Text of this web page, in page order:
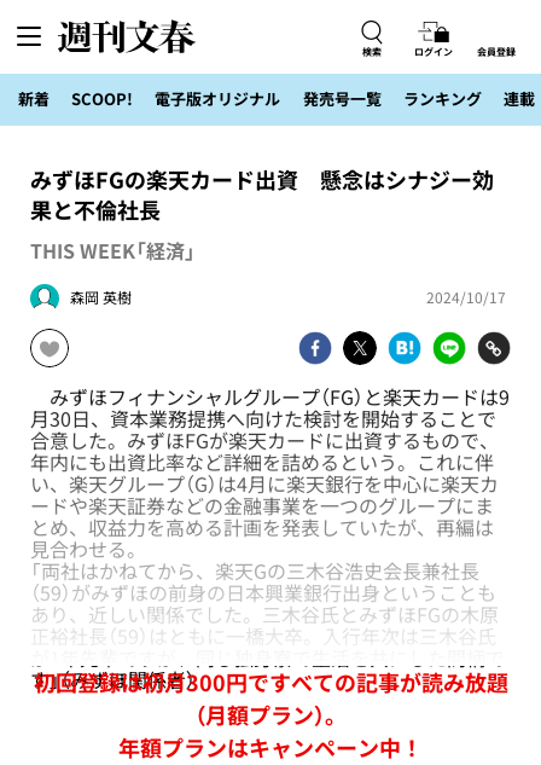
検索 ログイン 会員登録
新着 SCOOP! 電子版オリジナル 発売号一覧 ランキング 連載
みずほFGの楽天カード出資 懸念はシナジー効
果と不倫社長
THIS WEEK「経済」
森岡 英樹 2024/10/17
みずほフィナンシャルグループ（FG）と楽天カードは9
月30日、資本業務提携へ向けた検討を開始することで
合意した。みずほFGが楽天カードに出資するもので、
年内にも出資比率など詳細を詰めるという。これに伴
い、楽天グループ（G）は4月に楽天銀行を中心に楽天カ
ードや楽天証券などの金融事業を一つのグループにま
とめ、収益力を高める計画を発表していたが、再編は
見合わせる。
「両社はかねてから、楽天Gの三木谷浩史会長兼社長
（59）がみずほの前身の日本興業銀行出身ということも
あり、近しい関係でした。三木谷氏とみずほFGの木原
正裕社長（59）はともに一橋大卒。入行年次は三木谷氏
す」（みずほ関係者）
初回登録は初月300円ですべての記事が読み放題
（月額プラン）。
年額プランはキャンペーン中！